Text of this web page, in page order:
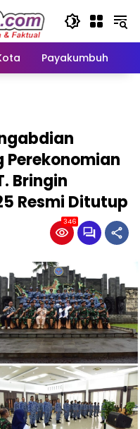
Payakumbuh
Perekonomian
Bringin
Resmi Ditutup
346